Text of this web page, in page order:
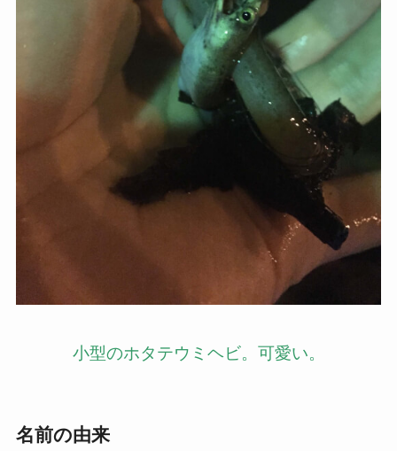
小型のホタテウミヘビ。可愛い。
名前の由来